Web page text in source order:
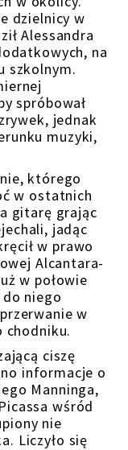
dzielnicy w
Alessandra
na
szkolnym.
spróbował
jednak
muzyki,
którego
w ostatnich
gitarę grając
jadąc
w prawo
Alcantara-
w połowie
do niego
w
chodniku.
ciszę
informacje o
Manninga,
wśród
nie
Liczyło się